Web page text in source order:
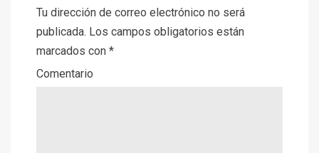
Tu dirección de correo electrónico no será
publicada. Los campos obligatorios están
marcados con *
Comentario